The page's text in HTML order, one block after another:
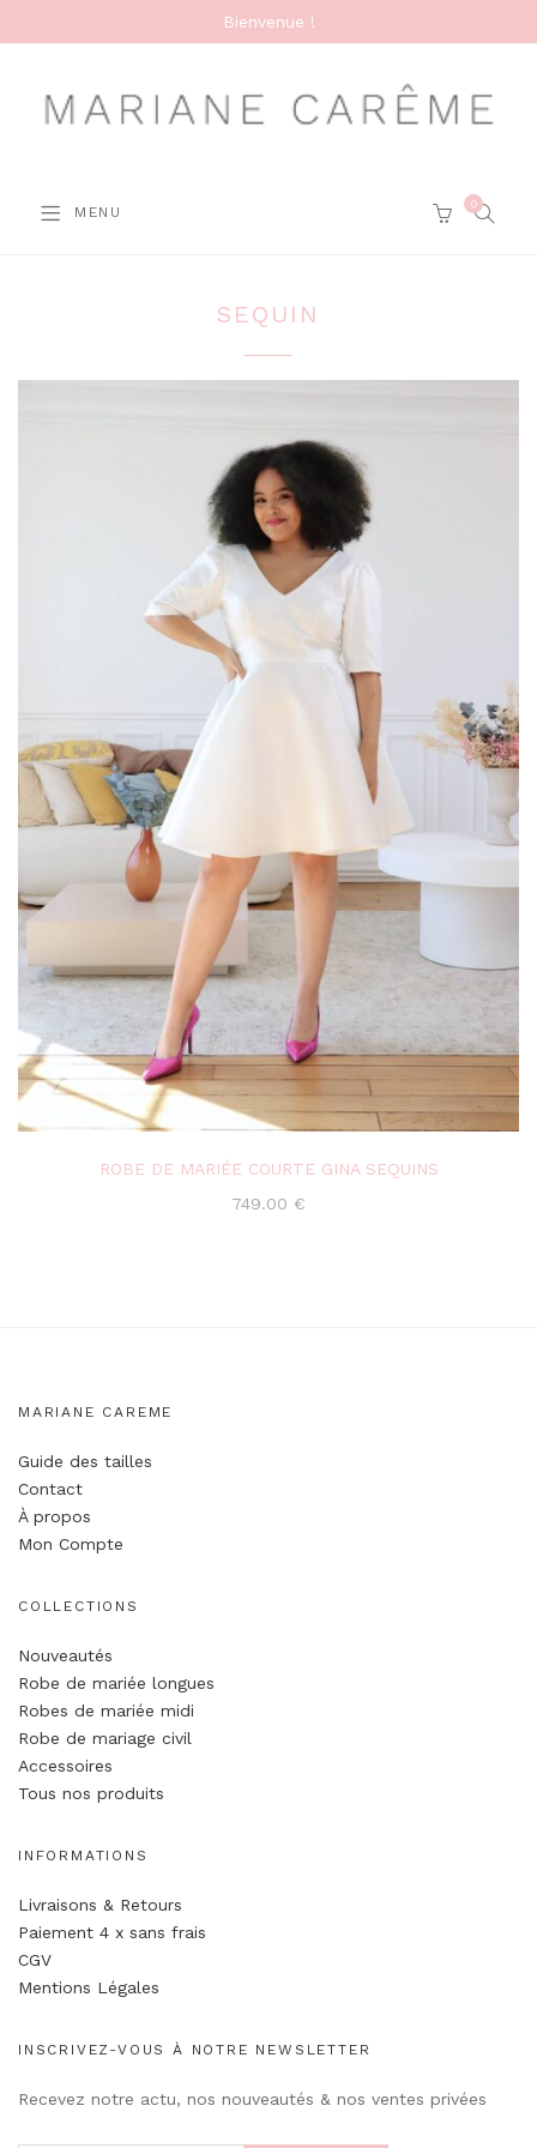
Bienvenue !
MENU
0
SEQUIN
ROBE DE MARIÉE COURTE GINA SEQUINS
749.00 €
MARIANE CAREME
Guide des tailles
Contact
À propos
Mon Compte
COLLECTIONS
Nouveautés
Robe de mariée longues
Robes de mariée midi
Robe de mariage civil
Accessoires
Tous nos produits
INFORMATIONS
Livraisons & Retours
Paiement 4 x sans frais
CGV
Mentions Légales
INSCRIVEZ-VOUS À NOTRE NEWSLETTER
Recevez notre actu, nos nouveautés & nos ventes privées